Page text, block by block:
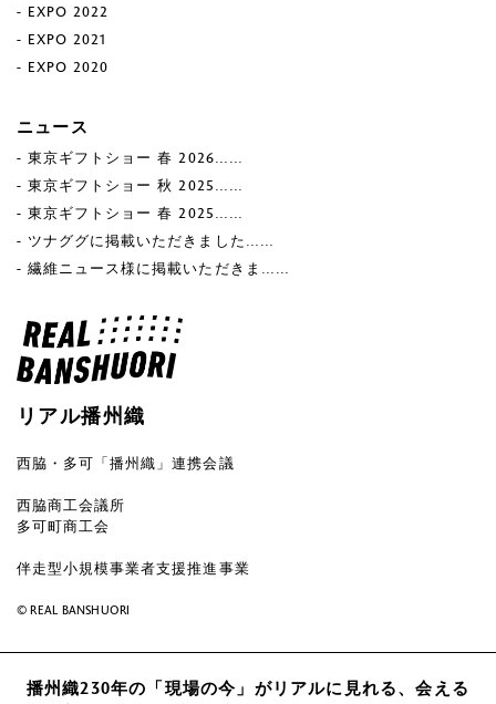
EXPO 2022
EXPO 2021
EXPO 2020
ニュース
東京ギフトショー 春 2026……
東京ギフトショー 秋 2025……
東京ギフトショー 春 2025……
ツナググに掲載いただきました……
繊維ニュース様に掲載いただきま……
リアル播州織
西脇・多可「播州織」連携会議
西脇商工会議所
多可町商工会
伴走型小規模事業者支援推進事業
©︎ REAL BANSHUORI
播州織230年の「現場の今」がリアルに見れる、会える